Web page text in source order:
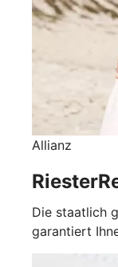
Allianz
Die staatlich
garantiert